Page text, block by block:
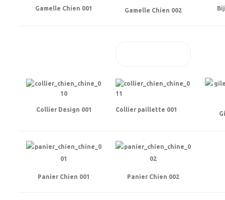
Gamelle Chien 001 Gamelle Chien 002
Collier Design 001 Collier paillette 001
Panier Chien 001 Panier Chien 002